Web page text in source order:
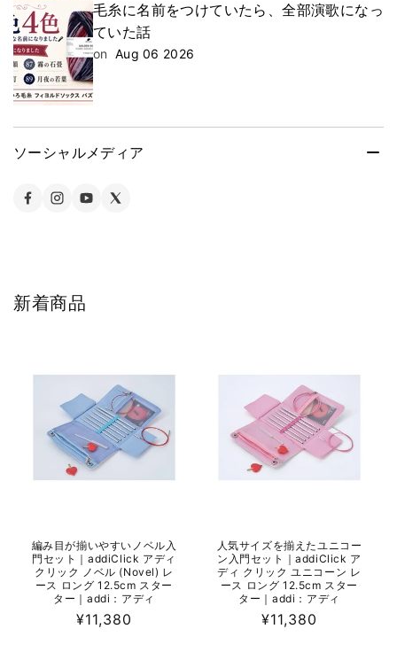
毛糸に名前をつけていたら、全部演歌になっ
ていた話
on Aug 06 2026
ソーシャルメディア
新着商品
編み目が揃いやすいノベル入
門セット｜addiClick アディ
クリック ノベル (Novel) レ
ース ロング 12.5cm スター
ター｜addi：アディ
通
¥11,380
人気サイズを揃えたユニコー
ン入門セット｜addiClick ア
ディ クリック ユニコーン レ
ース ロング 12.5cm スター
ター｜addi：アディ
通
¥11,380